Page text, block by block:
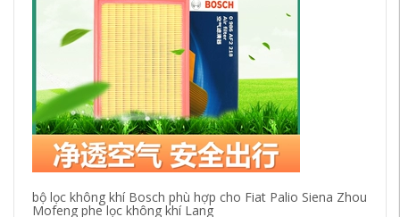
bộ lọc không khí Bosch phù hợp cho Fiat Palio Siena Zhou
Mofeng phe lọc không khí Lang